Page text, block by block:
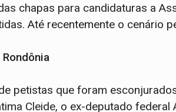
chapas para candidaturas a
Até recentemente o cenário
petistas que foram
Cleide, o ex-deputado